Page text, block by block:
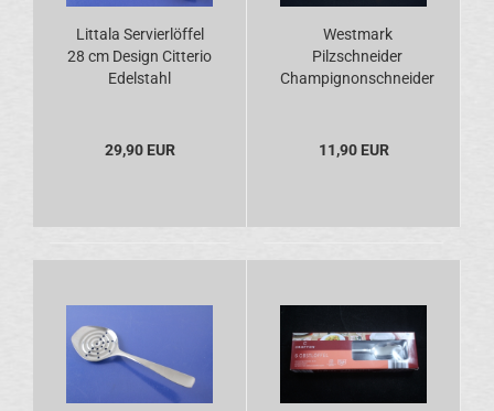
Littala Servierlöffel
28 cm Design Citterio
Edelstahl
29,90 EUR
Westmark
Pilzschneider
Champignonschneider
11,90 EUR